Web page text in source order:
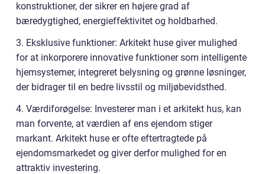
konstruktioner, der sikrer en højere grad af
bæredygtighed, energieffektivitet og holdbarhed.
3. Eksklusive funktioner: Arkitekt huse giver mulighed
for at inkorporere innovative funktioner som intelligente
hjemsystemer, integreret belysning og grønne løsninger,
der bidrager til en bedre livsstil og miljøbevidsthed.
4. Værdiforøgelse: Investerer man i et arkitekt hus, kan
man forvente, at værdien af ens ejendom stiger
markant. Arkitekt huse er ofte eftertragtede på
ejendomsmarkedet og giver derfor mulighed for en
attraktiv investering.